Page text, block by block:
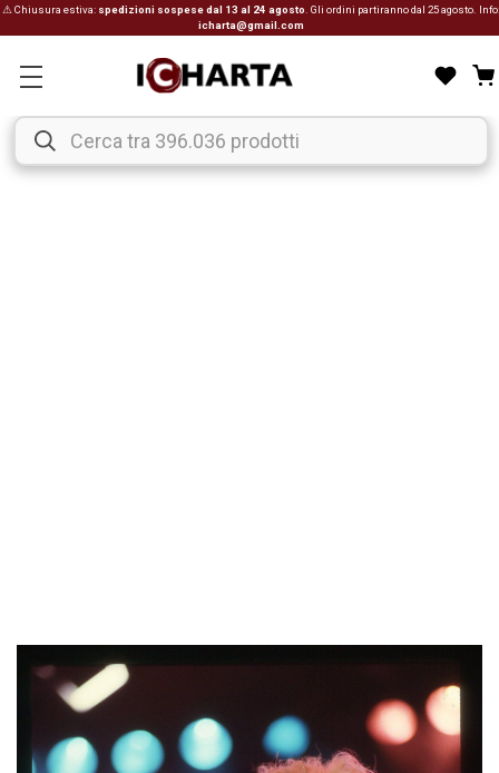
⚠ Chiusura estiva: spedizioni sospese dal 13 al 24 agosto . Gli ordini partiranno dal 25 agosto. Info:
icharta@gmail.com